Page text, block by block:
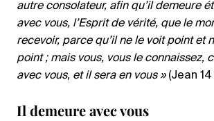
autre consolateur, afin qu’il demeure
avec vous, l’Esprit de vérité, que le
recevoir, parce qu’il ne le voit point et
point ; mais vous, vous le connaissez,
avec vous, et il sera en vous »(Jean 14
Il demeure avec vous